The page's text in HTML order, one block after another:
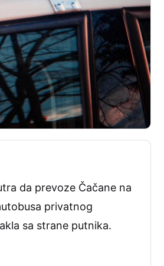
da prevoze Čačane na
privatnog
sa strane putnika.